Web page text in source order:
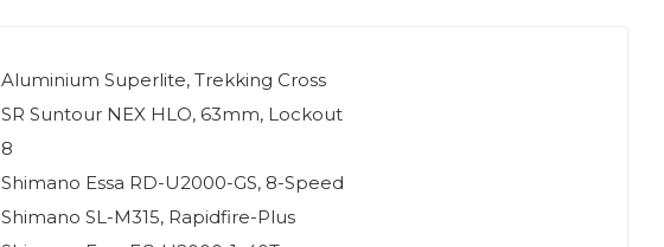
Aluminium Superlite, Trekking Cross
SR Suntour NEX HLO, 63mm, Lockout
8
Shimano Essa RD-U2000-GS, 8-Speed
Shimano SL-M315, Rapidfire-Plus